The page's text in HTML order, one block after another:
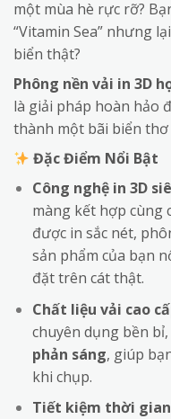
một mùa hè rực rỡ?
“Vitamin Sea” nhưng
biển thật?
Phông nền vải in 3D
là giải pháp hoàn hảo
thành một bãi biển
Đặc Điểm Nổi Bật
Công nghệ in 3D
màng kết hợp cùng
được in sắc nét,
sản phẩm của bạn
đặt trên cát thật.
Chất liệu vải cao
chuyên dụng bền
phản sáng, giúp
khi chụp.
Tiết kiệm thời